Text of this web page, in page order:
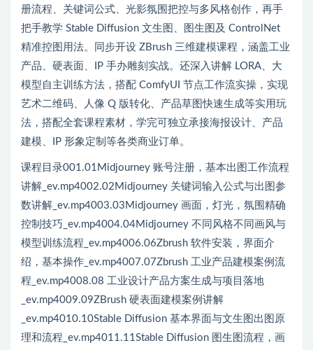
册流程、关键词公式、光影氛围把控与多风格创作，再手
把手教学 Stable Diffusion 文生图、图生图及 ControlNet
精准控图用法。同步开设 ZBrush 三维建模课程，涵盖工业
产品、硬表面、IP 手办雕刻实战。还深入讲解 LORA、大
模型自主训练方法，搭配 ComfyUI 节点工作流实操，实现
艺术二维码、人像 Q 版转化、产品草图快速生成等实用玩
法，搭配全套课程素材，学完可独立承接海报设计、产品
建模、IP 形象定制等各类商业订单。
课程目录001.01Midjourney 账号注册，基本出图工作流程
讲解_ev.mp4002.02Midjourney 关键词输入公式与出图参
数讲解_ev.mp4003.03Midjourney 画面，灯光，氛围精确
控制技巧_ev.mp4004.04Midjourney 不同风格不同画风与
模型训练流程_ev.mp4006.06Zbrush 软件安装，界面介
绍，基本操作_ev.mp4007.07Zbrush 工业产品建模案例流
程_ev.mp4008.08 工业设计产品方案生成与项目落地
_ev.mp4009.09ZBrush 硬表面建模案例讲解
_ev.mp4010.10Stable Diffusion 基本界面与文生图出图原
理和流程_ev.mp4011.11Stable Diffusion 图生图流程，画